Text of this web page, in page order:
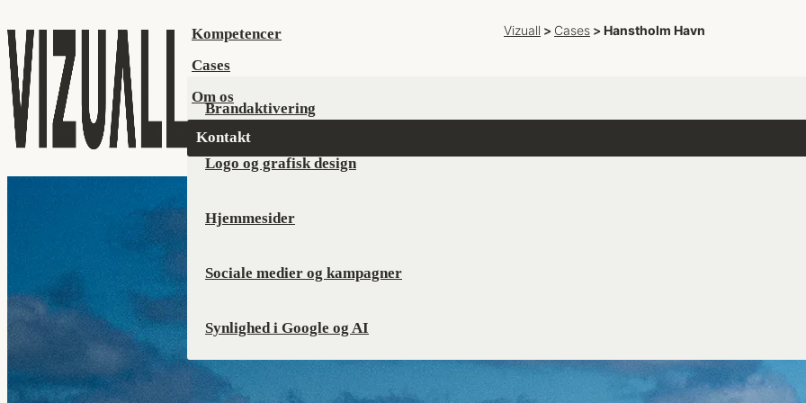
Kompetencer
Brandaktivering
Logo og grafisk design
Hjemmesider
Sociale medier og kampagner
Synlighed i Google og AI
Cases
Om os
Kontakt
Vizuall > Cases > Hanstholm Havn
Vizuall > Cases > Hanstholm Havn